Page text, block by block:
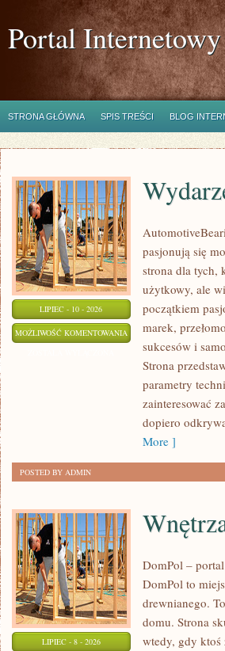
Portal Internetowy
STRONA GŁÓWNA SPIS TREŚCI BLOG
LIPIEC - 10 - 2026
MOŻLIWOŚĆ KOMENTOWANIA WYDARZENIA
SPOTKANIA
KLASYKÓW
pasjonują się
strona dla tych,
użytkowy, ale
początkiem
marek,
sukcesów i
Strona
parametry
zainteresować
dopiero
More ]
POSTED BY ADMIN
LIPIEC - 8 - 2026
DomPol –
DomPol to
drewnianego.
domu. Strona
wtedy, gdy ktoś